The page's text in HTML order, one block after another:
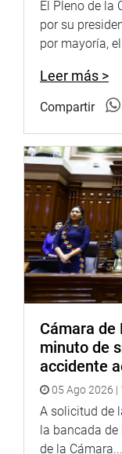
Los congresistas
Robles Uribe
Curro López (FA),
opinaron sobre la
mejore
asistir a los que
Luego de la
funcionaria de
las críticas y
continuará
servicios de la
APRUEBAN PLAN
La Comisión de
trabajo y su
Tiene como
promoción de los
fiscalizar el
cargo los temas
otros aspectos
del país.
El Pleno de la
por su
por mayoría,
Leer más >
Compartir
Cámara de
minuto de
accidente
05 Ago 2026 |
A solicitud de
la bancada de
de la Cámara...